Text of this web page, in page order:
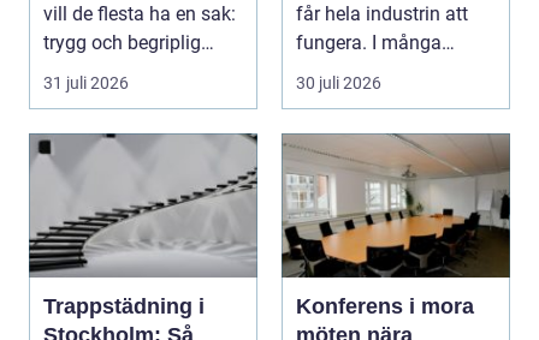
vill de flesta ha en sak:
trygg och begriplig
hjälp...
31 juli 2026
får hela industrin att
fungera. I många
fabriker, termina...
30 juli 2026
Trappstädning i
Konferens i mora